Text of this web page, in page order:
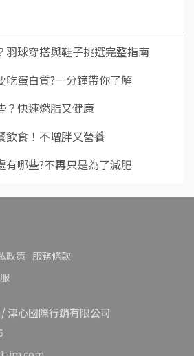
羽球穿搭與鞋子挑選完整指南
吃蛋白質?一分鐘帶你了解
？快速燃脂又健康
飲食！不增胖又營養
有哪些?不再只是為了減肥
政策 服務條款
津心國際行銷有限公司